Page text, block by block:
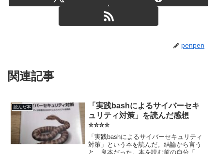
penpen
関連記事
読んだ本
「実践bashによるサイバーセキ
ュリティ対策」を読んだ感想
⭐⭐⭐⭐
「実践bashによるサイバーセキュリティ
対策」という本を読んだ。結論から言う
と、良本だった。本を読む前の自分「ど